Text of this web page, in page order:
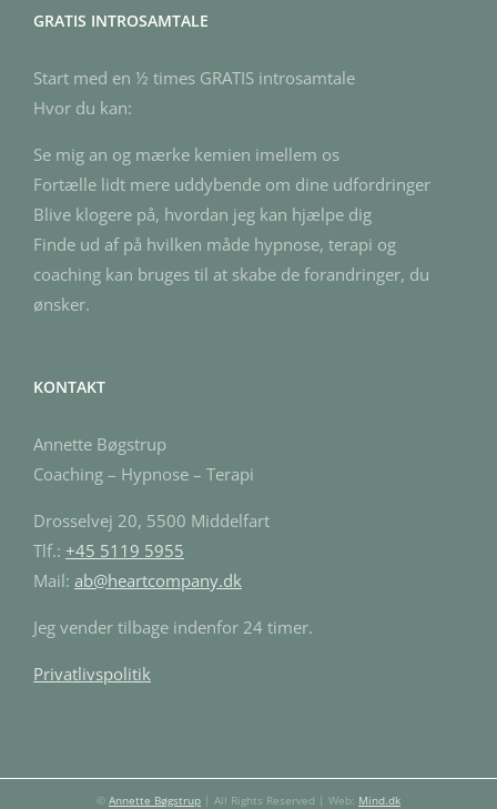
GRATIS INTROSAMTALE
Start med en ½ times GRATIS introsamtale
Hvor du kan:
Se mig an og mærke kemien imellem os
Fortælle lidt mere uddybende om dine udfordringer
Blive klogere på, hvordan jeg kan hjælpe dig
Finde ud af på hvilken måde hypnose, terapi og
coaching kan bruges til at skabe de forandringer, du
ønsker.
KONTAKT
Annette Bøgstrup
Coaching – Hypnose – Terapi
Drosselvej 20, 5500 Middelfart
Tlf.: +45 5119 5955
Mail: ab@heartcompany.dk
Jeg vender tilbage indenfor 24 timer.
Privatlivspolitik
© Annette Bøgstrup | All Rights Reserved | Web: Mind.dk